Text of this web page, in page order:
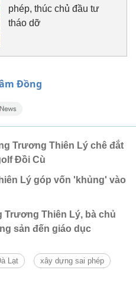
Đồng
phép, thúc chủ đầu tư
tháo dỡ
Trương Thiên Lý chê đắt
Đồi Cù
Lý góp vốn 'khủng' vào
Thiên Lý, bà chủ
sản đến giáo dục
Lạt xây dựng sai phép